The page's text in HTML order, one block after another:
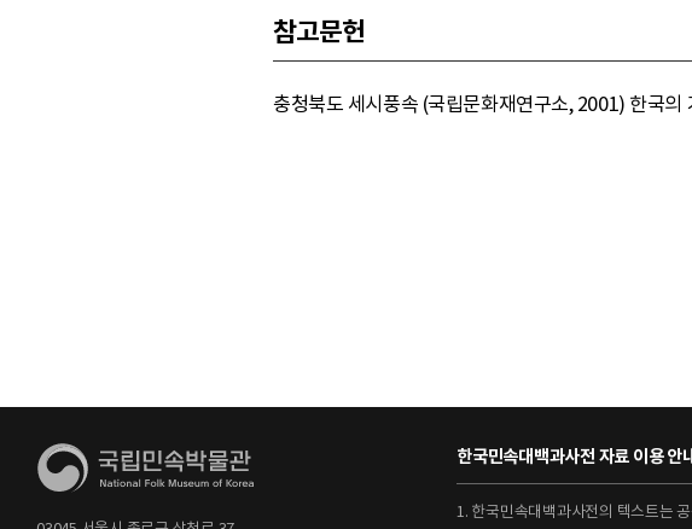
참고문헌
충청북도 세시풍속 (국립문화재연구소, 2001) 한국
한국민속대백과사전 자료 이용 안
1. 한국민속대백과사전의 텍스트는